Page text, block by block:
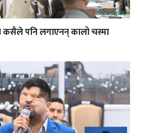
पनि लगाएनन् कालो चस्मा